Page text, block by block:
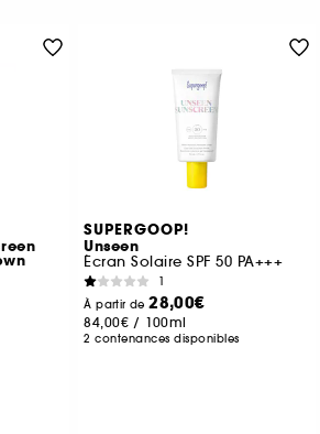
SUPERGOOP!
Unseen
Écran Solaire SPF 50 PA+++
1
À partir de28,00€
84,00€ / 100ml
2 contenances disponibles